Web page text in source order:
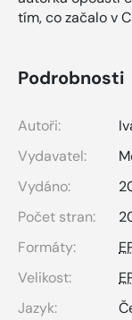
tím, co začalo v
Podrobnosti
Autoři:
Vydavatel:
Vydáno:
Počet stran:
Formáty:
Velikost:
Jazyk: